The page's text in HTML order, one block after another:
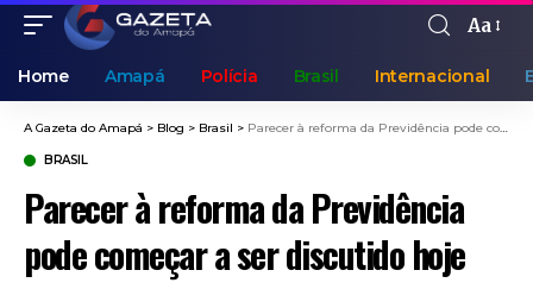
Aa
Home Amapá Polícia Brasil Internacional
A Gazeta do Amapá > Blog > Brasil > Parecer à reforma da Previdência pode começar a ser discutido hoje
BRASIL
Parecer à reforma da Previdência
pode começar a ser discutido hoje